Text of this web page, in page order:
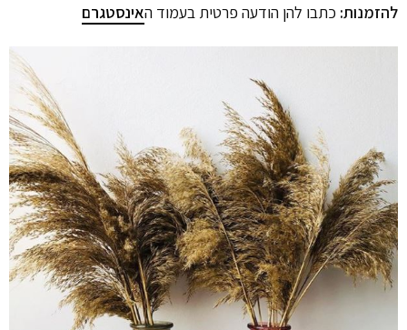
להזמנות: כתבו להן הודעה פרטית בעמוד האינסטגרם